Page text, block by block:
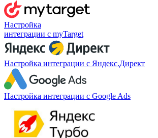
Настройка
интеграции с myTarget
Настройка интеграции с Яндекс.Директ
Настройка интеграции с Google Ads